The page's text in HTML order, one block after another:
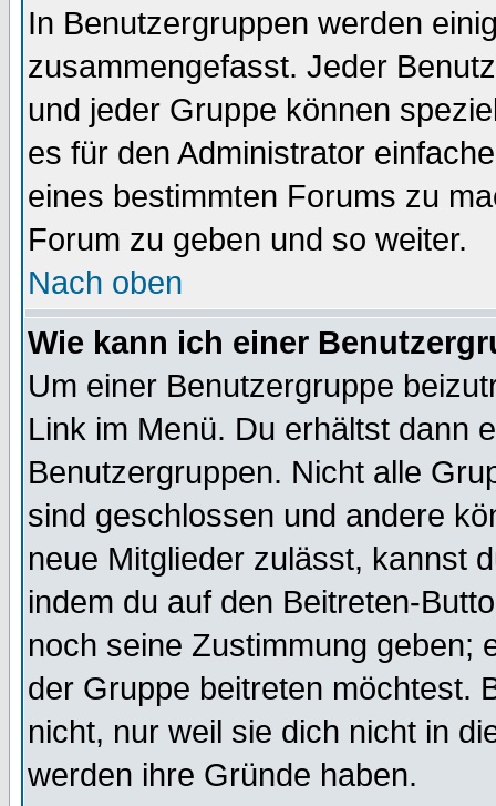
In Benutzergruppen werden
zusammengefasst. Jeder
und jeder Gruppe können
es für den Administrator
eines bestimmten Forums zu
Forum zu geben und so weiter.
Nach oben
Wie kann ich einer
Um einer Benutzergruppe
Link im Menü. Du erhältst dann
Benutzergruppen. Nicht alle
sind geschlossen und andere
neue Mitglieder zulässt, kannst
indem du auf den Beitreten-
noch seine Zustimmung geben;
der Gruppe beitreten möchtest.
nicht, nur weil sie dich nicht in
werden ihre Gründe haben.